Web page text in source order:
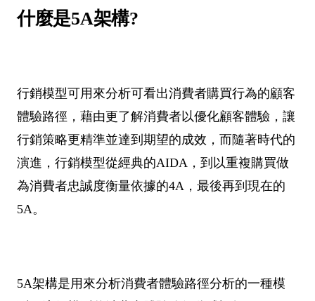
什麼是5A架構?
行銷模型可用來分析可看出消費者購買行為的顧客
體驗路徑，藉由更了解消費者以優化顧客體驗，讓
行銷策略更精準並達到期望的成效，而隨著時代的
演進，行銷模型從經典的AIDA，到以重複購買做
為消費者忠誠度衡量依據的4A，最後再到現在的
5A。
5A架構是用來分析消費者體驗路徑分析的一種模